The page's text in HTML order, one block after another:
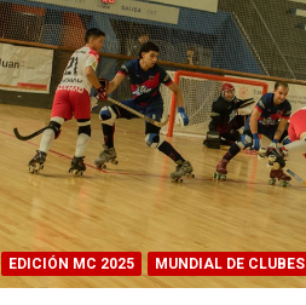
EDICIÓN MC 2025 MUNDIAL DE CLUBES